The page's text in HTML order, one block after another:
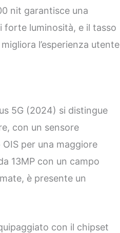
nit garantisce una
forte luminosità, e il tasso
l’esperienza utente
5G (2024) si distingue
con un sensore
per una maggiore
13MP con un campo
è presente un
con il chipset